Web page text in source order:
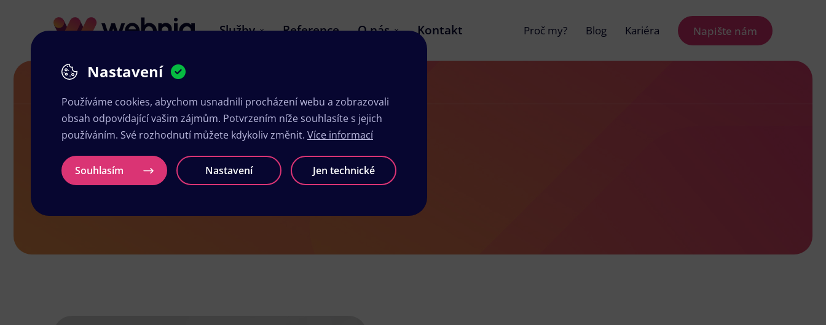
Služby Reference O nás Kontakt Proč my? Blog Kariéra Napište nám
Letáky v Plané
Nastavení
Používáme cookies, abychom usnadnili procházení webu a zobrazovali
obsah odpovídající vašim zájmům. Potvrzením níže souhlasíte s jejich
používáním. Své rozhodnutí můžete kdykoliv změnit. Více informací
Souhlasím Nastavení Jen technické